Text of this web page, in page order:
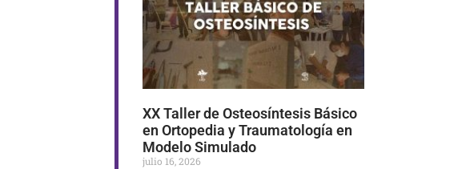
XX Taller de Osteosíntesis Básico
en Ortopedia y Traumatología en
Modelo Simulado
julio 16, 2026